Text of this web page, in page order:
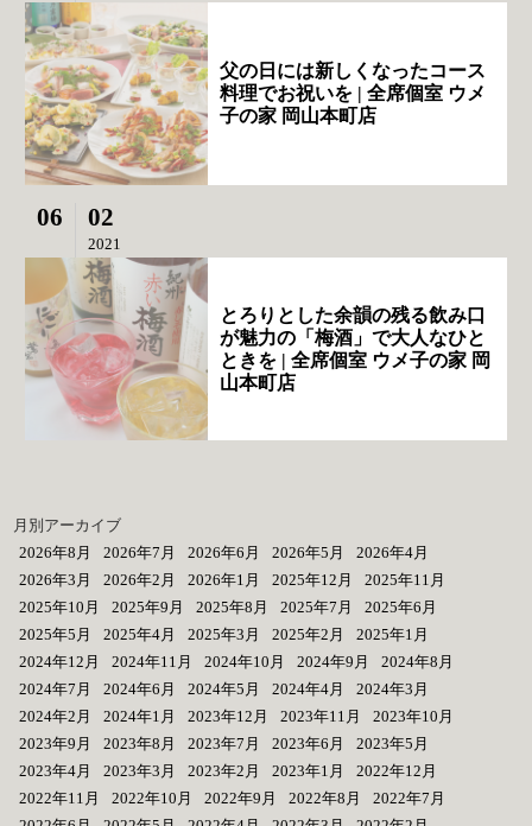
父の日には新しくなったコース
料理でお祝いを | 全席個室 ウメ
子の家 岡山本町店
06 02
2021
とろりとした余韻の残る飲み口
が魅力の「梅酒」で大人なひと
ときを | 全席個室 ウメ子の家 岡
山本町店
月別アーカイブ
2026年8月
2026年7月 2026年6月 2026年5月
2026年4月
2026年3月
2026年2月 2026年1月 2025年12月
2025年11月
2025年10月
2025年9月 2025年8月 2025年7月
2025年6月
2025年5月
2025年4月 2025年3月 2025年2月
2025年1月
2024年12月
2024年11月 2024年10月 2024年9月
2024年8月
2024年7月
2024年6月 2024年5月 2024年4月
2024年3月
2024年2月
2024年1月 2023年12月 2023年11月
2023年10月
2023年9月
2023年8月 2023年7月 2023年6月
2023年5月
2023年4月
2023年3月 2023年2月 2023年1月
2022年12月
2022年11月
2022年10月 2022年9月 2022年8月
2022年7月